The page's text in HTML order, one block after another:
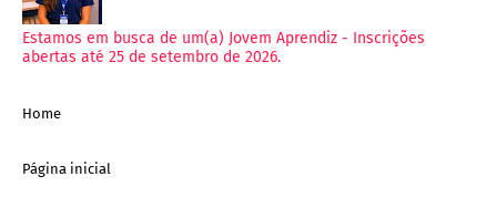
Estamos em busca de um(a) Jovem Aprendiz - Inscrições
abertas até 25 de setembro de 2026.
Home
Página inicial